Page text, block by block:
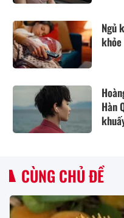
Ngủ
Hàn
CÙNG CHỦ ĐỀ